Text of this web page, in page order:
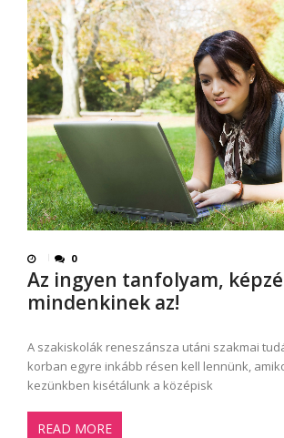
0
Az ingyen tanfolyam,
mindenkinek az!
A szakiskolák reneszánsza utáni szakmai
korban egyre inkább résen kell lennünk,
kezünkben kisétálunk a középisk
READ MORE